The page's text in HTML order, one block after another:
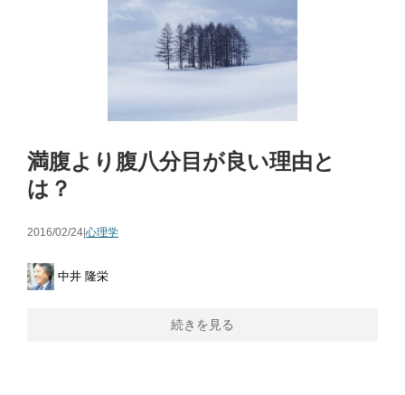
満腹より腹八分目が良い理由と
は？
2016/02/24| 心理学
中井 隆栄
続きを見る